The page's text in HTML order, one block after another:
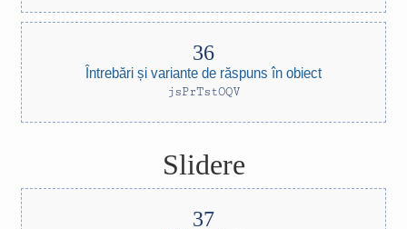
Întrebări și variante de răspuns în obiect
jsPrTstOQV
Slidere